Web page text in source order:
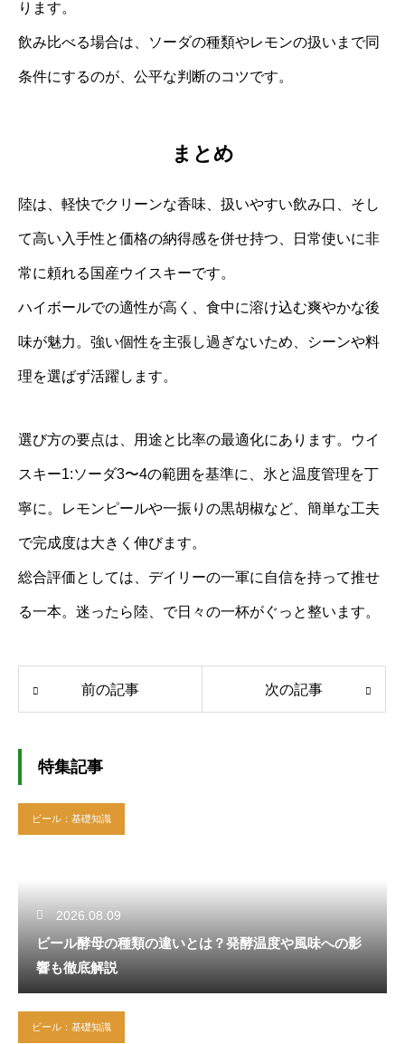
ります。
飲み比べる場合は、ソーダの種類やレモンの扱いまで同
条件にするのが、公平な判断のコツです。
まとめ
陸は、軽快でクリーンな香味、扱いやすい飲み口、そし
て高い入手性と価格の納得感を併せ持つ、日常使いに非
常に頼れる国産ウイスキーです。
ハイボールでの適性が高く、食中に溶け込む爽やかな後
味が魅力。強い個性を主張し過ぎないため、シーンや料
理を選ばず活躍します。
選び方の要点は、用途と比率の最適化にあります。ウイ
スキー1:ソーダ3〜4の範囲を基準に、氷と温度管理を丁
寧に。レモンピールや一振りの黒胡椒など、簡単な工夫
で完成度は大きく伸びます。
総合評価としては、デイリーの一軍に自信を持って推せ
る一本。迷ったら陸、で日々の一杯がぐっと整います。
前の記事 次の記事
特集記事
ビール：基礎知識
2026.08.09
ビール酵母の種類の違いとは？発酵温度や風味への影
響も徹底解説
ビール：基礎知識